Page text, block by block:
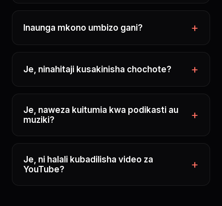
Inaunga mkono umbizo gani?
Je, ninahitaji kusakinisha chochote?
Je, naweza kuitumia kwa podikasti au
muziki?
Je, ni halali kubadilisha video za
YouTube?